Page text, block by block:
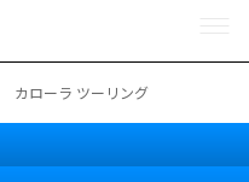
カローラ ツーリング